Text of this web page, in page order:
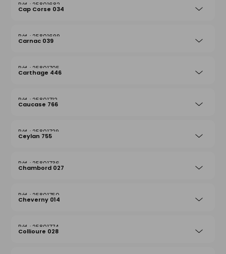
25801682
Cap Corse 034
25801699
Carnac 039
25801705
Carthage 446
25801712
Caucase 766
25801729
Ceylan 755
25801736
Chambord 027
25801750
Cheverny 014
25801774
Collioure 028